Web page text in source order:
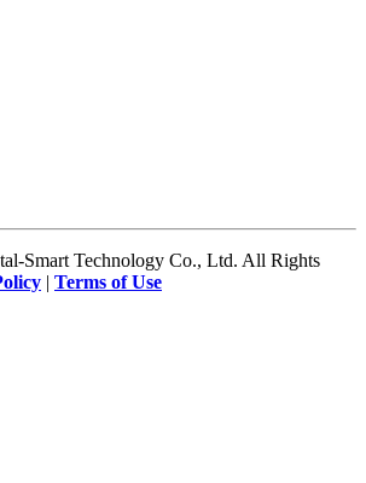
Smart Technology Co., Ltd. All Rights
| Terms of Use